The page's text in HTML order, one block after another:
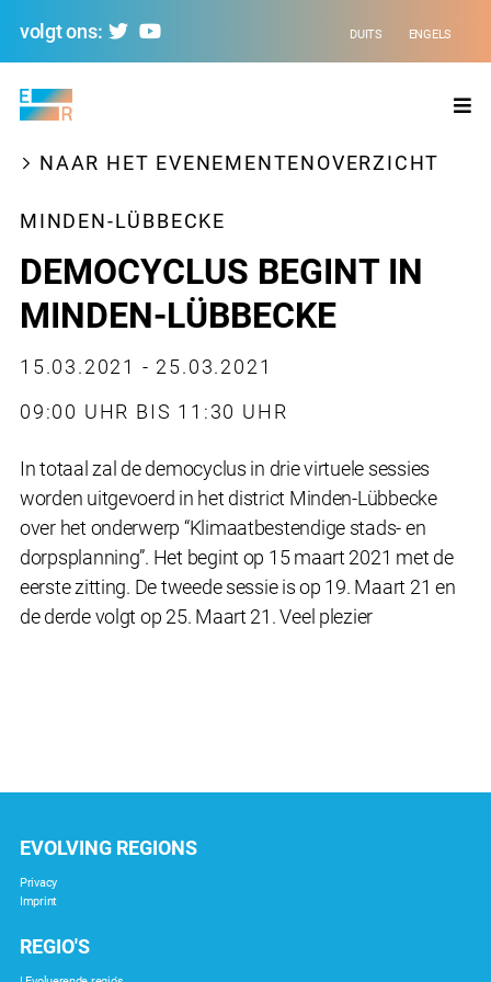
volgt ons: DUITS ENGELS
Regions
NAAR HET EVENEMENTENOVERZICHT
MINDEN-LÜBBECKE
DEMOCYCLUS BEGINT IN
MINDEN-LÜBBECKE
15.03.2021 - 25.03.2021
09:00 UHR BIS 11:30 UHR
In totaal zal de democyclus in drie virtuele sessies
worden uitgevoerd in het district Minden-Lübbecke
over het onderwerp “Klimaatbestendige stads- en
dorpsplanning”. Het begint op 15 maart 2021 met de
eerste zitting. De tweede sessie is op 19. Maart 21 en
de derde volgt op 25. Maart 21. Veel plezier
EVOLVING REGIONS
Privacy
Imprint
REGIO'S